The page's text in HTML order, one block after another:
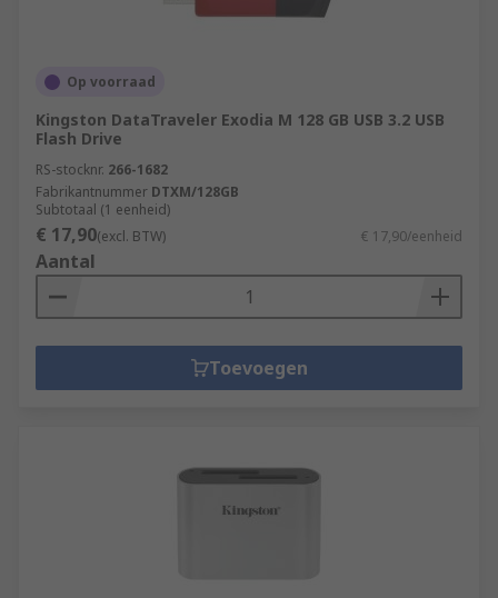
Op voorraad
Kingston DataTraveler Exodia M 128 GB USB 3.2 USB
Flash Drive
RS-stocknr. 266-1682
Fabrikantnummer DTXM/128GB
Subtotaal (1 eenheid)
€ 17,90(excl. BTW) € 17,90/eenheid
Aantal
Toevoegen